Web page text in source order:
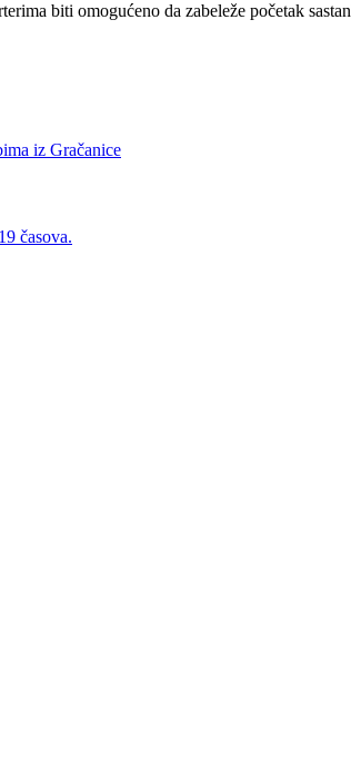
biti omogućeno da zabeleže početak
iz Gračanice
časova.